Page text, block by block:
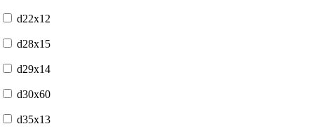
d22x12
d28x15
d29x14
d30x60
d35x13